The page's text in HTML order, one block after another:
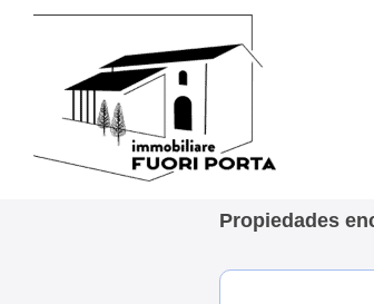
Propiedades